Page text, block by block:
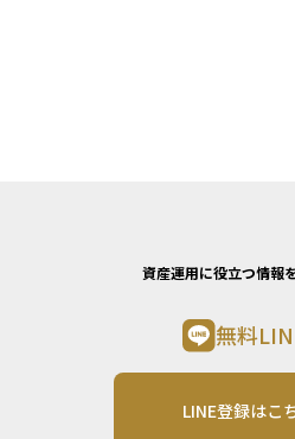
資産運用に役立つ情報
無料
LINE登録はこ